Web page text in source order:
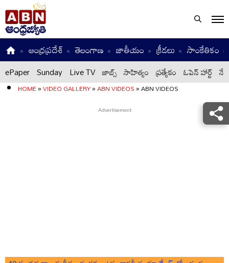
ఆంధ్రప్రదేశ్ తెలంగాణ జాతీయం క్రీడలు సాంకేతికం
ePaper Sunday Live TV జాబ్స్ సాహిత్యం ప్రత్యేకం ఓపెన్ హార్ట్
HOME»VIDEO GALLERY»ABN VIDEOS»ABN VIDEOS